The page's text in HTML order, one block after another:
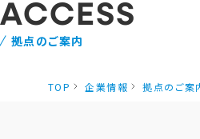
ACCESS
拠点のご案内
TOP 企業情報 拠点のご案